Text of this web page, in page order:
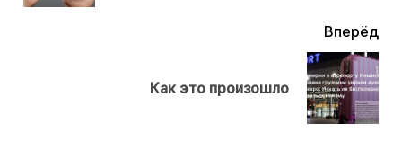
Вперёд
Как это произошло